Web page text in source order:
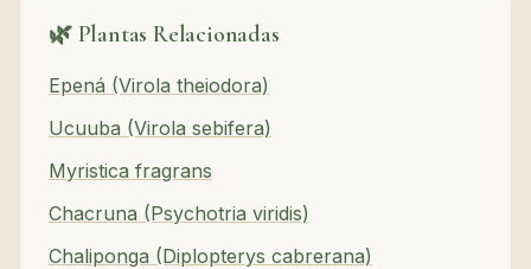
🌿 Plantas Relacionadas
Epená (Virola theiodora)
Ucuuba (Virola sebifera)
Myristica fragrans
Chacruna (Psychotria viridis)
Chaliponga (Diplopterys cabrerana)